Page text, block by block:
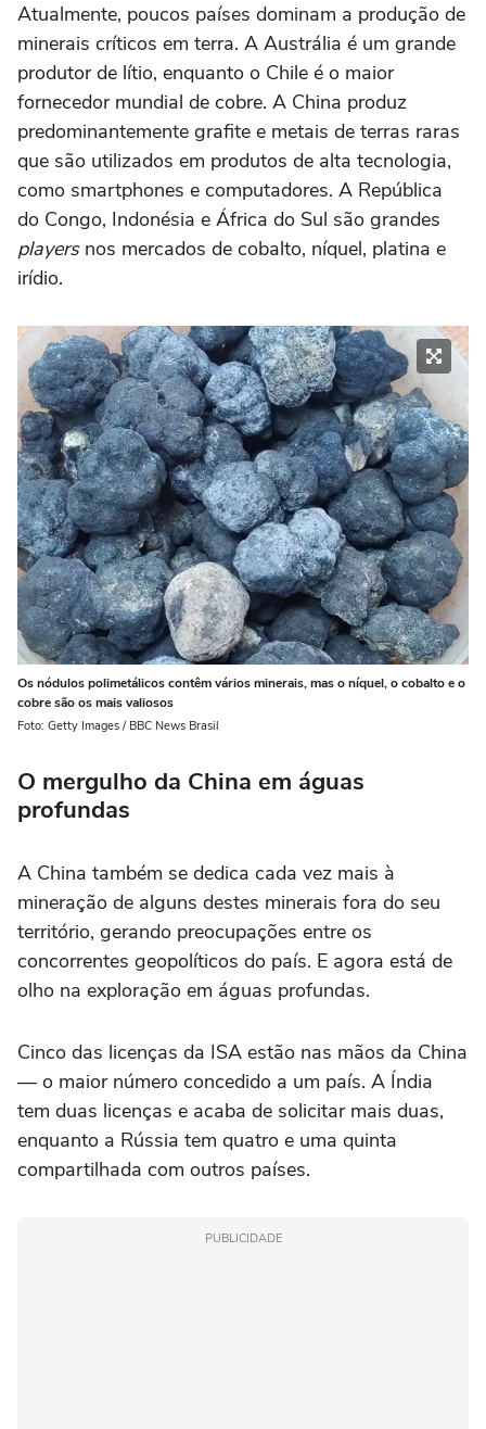
Atualmente, poucos países dominam a produção de
minerais críticos em terra. A Austrália é um grande
produtor de lítio, enquanto o Chile é o maior
fornecedor mundial de cobre. A China produz
predominantemente grafite e metais de terras raras
que são utilizados em produtos de alta tecnologia,
como smartphones e computadores. A República
do Congo, Indonésia e África do Sul são grandes
players nos mercados de cobalto, níquel, platina e
irídio.
Os nódulos polimetálicos contêm vários minerais, mas o níquel, o cobalto e o
cobre são os mais valiosos
Foto: Getty Images / BBC News Brasil
O mergulho da China em águas
profundas
A China também se dedica cada vez mais à
mineração de alguns destes minerais fora do seu
território, gerando preocupações entre os
concorrentes geopolíticos do país. E agora está de
olho na exploração em águas profundas.
Cinco das licenças da ISA estão nas mãos da China
— o maior número concedido a um país. A Índia
tem duas licenças e acaba de solicitar mais duas,
enquanto a Rússia tem quatro e uma quinta
compartilhada com outros países.
PUBLICIDADE